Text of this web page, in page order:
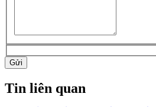
Gửi
Tin liên quan